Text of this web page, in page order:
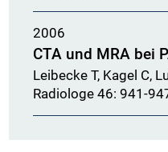
2006
CTA und MRA bei
Leibecke T, Kagel C,
Radiologe 46: 941-